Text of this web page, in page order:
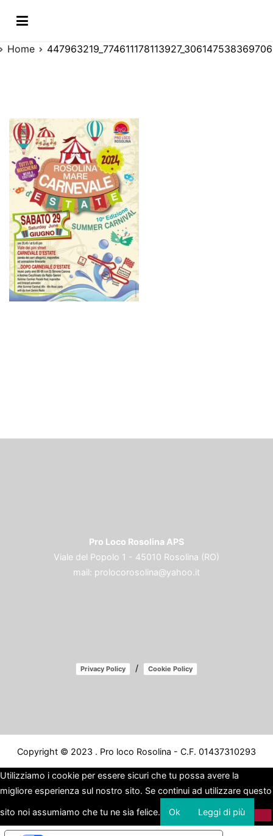
Home
Pro Loco Rosolina APS
Viale del Popolo 1 - 45010 Rosolina (RO)
mail: prolocorosolina@yahoo.it
Privacy Policy / Cookie Policy
Copyright © 2023 . Pro loco Rosolina - C.F. 01437310293
Utilizziamo i cookie per essere sicuri che tu possa avere la
migliore esperienza sul nostro sito. Se continui ad utilizzare questo
sito noi assumiamo che tu ne sia felice. Ok Leggi di più